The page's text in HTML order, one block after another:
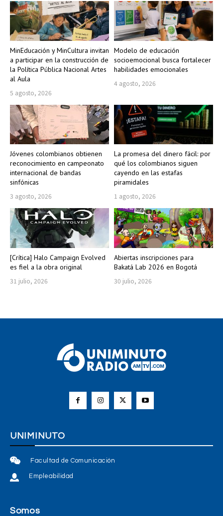
MinEducación y MinCultura invitan
a participar en la construcción de
la Política Pública Nacional Artes
al Aula
5 agosto, 2026
Modelo de educación
socioemocional busca fortalecer
habilidades emocionales
4 agosto, 2026
Jóvenes colombianos obtienen
reconocimiento en campeonato
internacional de bandas
sinfónicas
3 agosto, 2026
La promesa del dinero fácil: por
qué los colombianos siguen
cayendo en las estafas
piramidales
1 agosto, 2026
[Crítica] Halo Campaign Evolved
es fiel a la obra original
31 julio, 2026
Abiertas inscripciones para
Bakatá Lab 2026 en Bogotá
30 julio, 2026
UNIMINUTO
Facultad de Comunicación
Empleabilidad
Somos